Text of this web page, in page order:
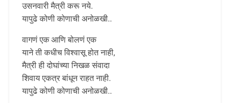
उसनवारी मैत्री करू नये.
यापुढे कोणी कोणाची अनोळखी..
वागणं एक आणि बोलणं एक
याने ती कधीच विश्वासू होत नाही,
मैत्री ही दोघांच्या निखळ संवादा
शिवाय एकत्र बांधून राहत नाही.
यापुढे कोणी कोणाची अनोळखी..